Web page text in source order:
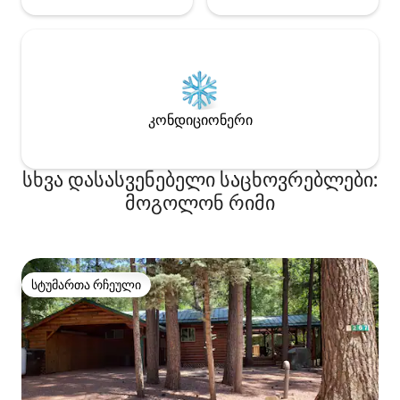
კონდიციონერი
სხვა დასასვენებელი საცხოვრებლები:
მოგოლონ რიმი
სტუმართა რჩეული
სტუმართა რჩეული